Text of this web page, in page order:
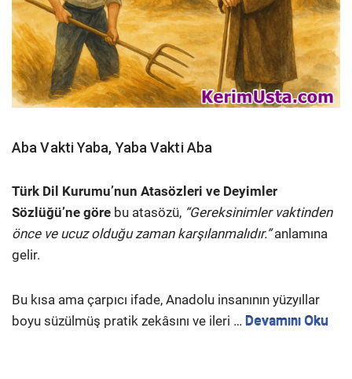
Aba Vakti Yaba, Yaba Vakti Aba
Türk Dil Kurumu’nun Atasözleri ve Deyimler
Sözlüğü’ne göre bu atasözü, “Gereksinimler vaktinden
önce ve ucuz olduğu zaman karşılanmalıdır.”anlamına
gelir.
Bu kısa ama çarpıcı ifade, Anadolu insanının yüzyıllar
boyu süzülmüş pratik zekâsını ve ileri … Devamını Oku